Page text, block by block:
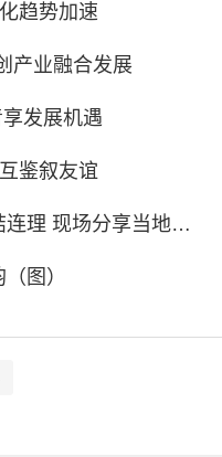
趋势加速
产业融合发展
发展机遇
鉴叙友谊
菲律宾《菲律宾华报》：台湾新人在湖南“大汉婚典”喜结连理 现场分享当地传统“喜饼”
图）